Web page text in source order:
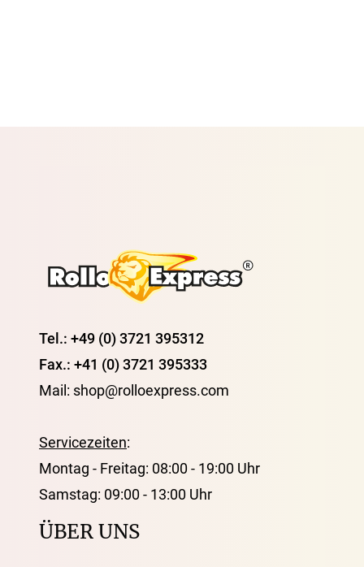
Tel.: +49 (0) 3721 395312
Fax.: +41 (0) 3721 395333
Mail: shop@rolloexpress.com
Servicezeiten:
Montag - Freitag: 08:00 - 19:00 Uhr
Samstag: 09:00 - 13:00 Uhr
ÜBER UNS